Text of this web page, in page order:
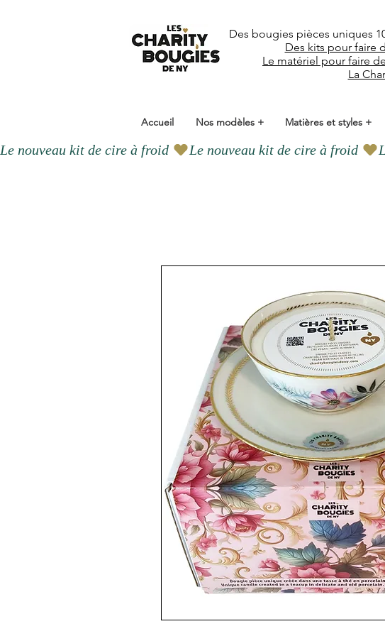
Des bougies pièces uniques
Des kits pour faire
Le matériel pour faire
La
Accueil Nos modèles + Matières et styles +
Le nouveau kit de cire à froid